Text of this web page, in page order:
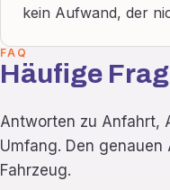
kein Aufwand, der
FAQ
Häufige
Antworten zu Anfahrt,
Umfang. Den
Fahrzeug.